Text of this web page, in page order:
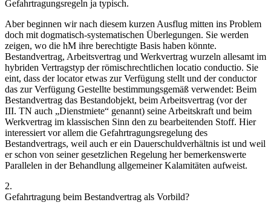
Gefahrtragungsregeln ja typisch.
Aber beginnen wir nach diesem kurzen Ausflug mitten ins Problem
doch mit dogmatisch-systematischen Überlegungen. Sie werden
zeigen, wo die hM ihre berechtigte Basis haben könnte.
Bestandvertrag, Arbeitsvertrag und Werkvertrag wurzeln allesamt im
hybriden Vertragstyp der römischrechtlichen locatio conductio. Sie
eint, dass der locator etwas zur Verfügung stellt und der conductor
das zur Verfügung Gestellte bestimmungsgemäß verwendet: Beim
Bestandvertrag das Bestandobjekt, beim Arbeitsvertrag (vor der
III. TN auch „Dienstmiete“ genannt) seine Arbeitskraft und beim
Werkvertrag im klassischen Sinn den zu bearbeitenden Stoff. Hier
interessiert vor allem die Gefahrtragungsregelung des
Bestandvertrags, weil auch er ein Dauerschuldverhältnis ist und weil
er schon von seiner gesetzlichen Regelung her bemerkenswerte
Parallelen in der Behandlung allgemeiner Kalamitäten aufweist.
2.
Gefahrtragung beim Bestandvertrag als Vorbild?